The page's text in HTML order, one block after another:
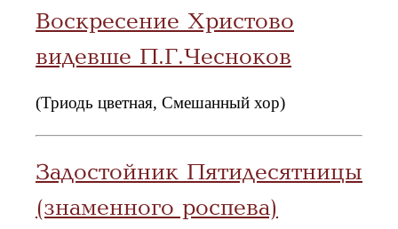
Воскресение Христово
видевше П.Г.Чесноков
(Триодь цветная, Смешанный хор)
Задостойник Пятидесятницы
(знаменного роспева)